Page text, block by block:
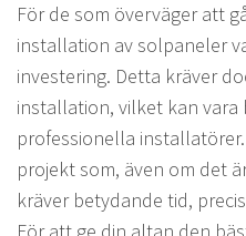
För de som överväger att
installation av solpaneler
investering. Detta kräver
installation, vilket kan
professionella
projekt som, även om det
kräver betydande tid,